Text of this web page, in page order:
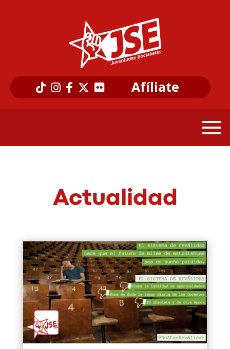
Afíliate
Actualidad